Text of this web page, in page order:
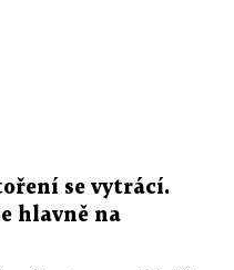
se vytrácí.
hlavně na